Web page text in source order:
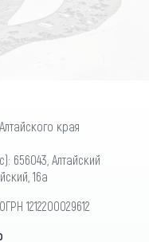
края
656043, Алтайский
16а
1212200029612